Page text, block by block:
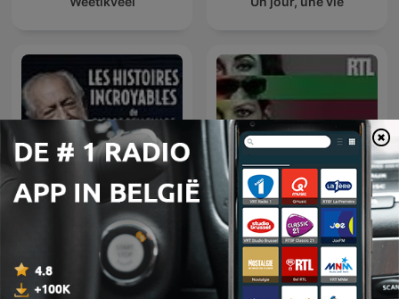
Les histoires incroyables
de Pierre Bellemare
Confidentiel